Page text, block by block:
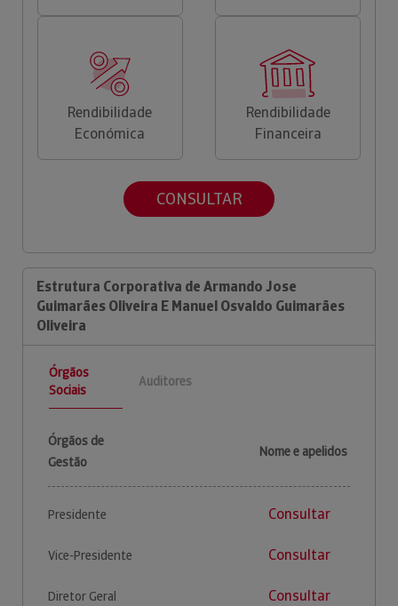
Rendibilidade
Económica
Rendibilidade
Financeira
CONSULTAR
Estrutura Corporativa de Armando Jose
Guimarães Oliveira E Manuel Osvaldo Guimarães
Oliveira
Órgãos
Sociais
Auditores
Órgãos de
Gestão
Nome e apelidos
Presidente Consultar
Vice-Presidente Consultar
Diretor Geral Consultar